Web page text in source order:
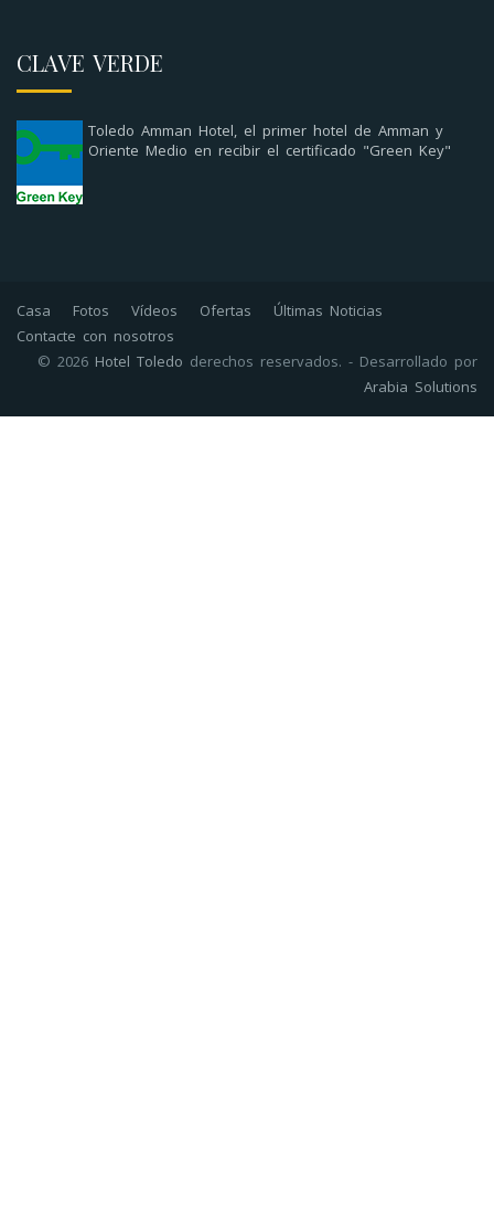
CLAVE VERDE
Toledo Amman Hotel, el primer hotel de Amman y
Oriente Medio en recibir el certificado "Green Key"
Casa Fotos Vídeos Ofertas
Últimas Noticias
Contacte con nosotros
© 2026 Hotel Toledo derechos reservados. - Desarrollado por
Arabia Solutions